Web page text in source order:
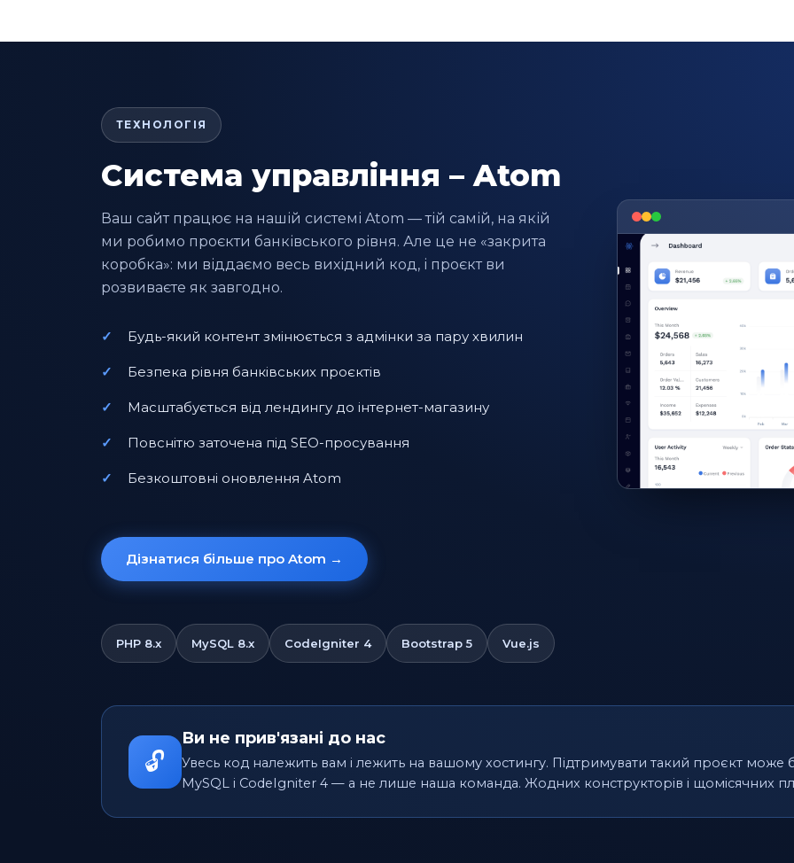
ТЕХНОЛОГІЯ
Система управління – Atom
Ваш сайт працює на нашій системі Atom — тій самій, на якій
ми робимо проєкти банківського рівня. Але це не «закрита
коробка»: ми віддаємо весь вихідний код, і проєкт ви
розвиваєте як завгодно.
Будь-який контент змінюється з адмінки за пару хвилин
Безпека рівня банківських проєктів
Масштабується від лендингу до інтернет-магазину
Повснітю заточена під SEO-просування
Безкоштовні оновлення Atom
Дізнатися більше про Atom →
PHP 8.x MySQL 8.x CodeIgniter 4 Bootstrap 5 Vue.js
🔓
Ви не прив'язані до нас
Увесь код належить вам і лежить на вашому хостингу. Підтримувати такий проєкт
MySQL і CodeIgniter 4 — а не лише наша команда. Жодних конструкторів і щомісячних